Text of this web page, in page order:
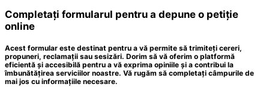
Completați formularul pentru a depune o petiție
online
Acest formular este destinat pentru a vă permite să trimiteți cereri,
propuneri, reclamații sau sesizări. Dorim să vă oferim o platformă
eficientă și accesibilă pentru a vă exprima opiniile și a contribui la
îmbunătățirea serviciilor noastre. Vă rugăm să completați câmpurile de
mai jos cu informațiile necesare.